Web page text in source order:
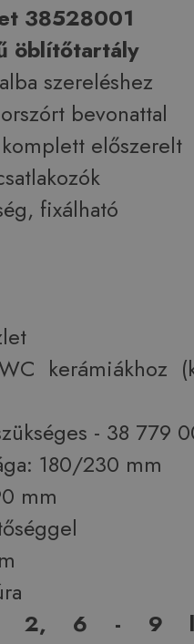
38528001
öblítőtartály
szereléshez
bevonattal
előszerelt
fixálható
kerámiákhoz
- 38 779
180/230 mm
mm
2, 6 - 9